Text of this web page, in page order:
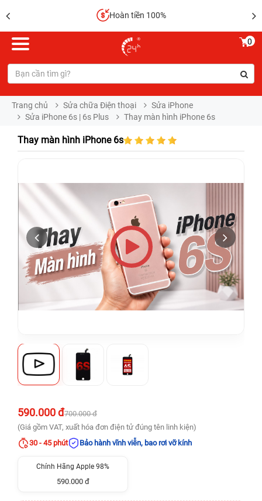
Hoàn tiền 100%
0
Trang chủ Sửa chữa Điện thoại
Sửa iPhone
Sửa iPhone 6s | 6s Plus
Thay màn hình iPhone 6s
Thay màn hình iPhone 6s
590.000 đ700.000 đ
(Giá gồm VAT, xuất hóa đơn điện tử đúng tên linh kiện)
30 - 45 phút
Bảo hành vĩnh viễn, bao rơi vỡ kính
Chính Hãng Apple 98%
590.000 đ